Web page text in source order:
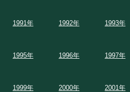
1991年 1992年 1993年
1995年 1996年 1997年
1999年 2000年 2001年